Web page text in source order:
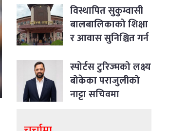
विस्थापित सुकुम्वासी
बालबालिकाको शिक्षा
र आवास सुनिश्चित गर्न
स्पोर्टस टुरिज्मको लक्ष्य
बोकेका पराजुलीको
नाट्टा सचिवमा